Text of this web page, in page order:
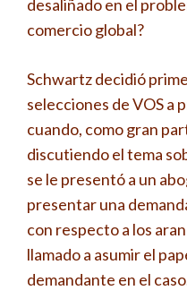
desaliñado en el
comercio global?
Schwartz decidió
selecciones de VOS a
cuando, como gran
discutiendo el tema
se le presentó a un
presentar una
con respecto a los
llamado a asumir el
demandante en el